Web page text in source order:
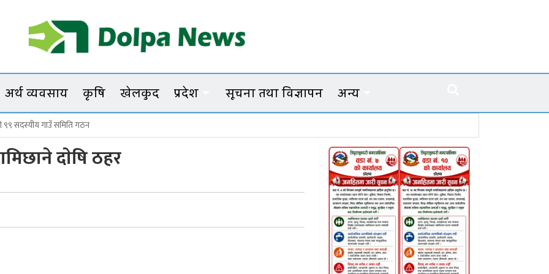
Dolpanews
अर्थ व्यवसाय कृषि खेलकुद प्रदेश सूचना तथा विज्ञापन अन्य
९९ सदस्यीय गाउँ समिति गठन
गाँजाका बोट नष्ट
दाेषि ठहर